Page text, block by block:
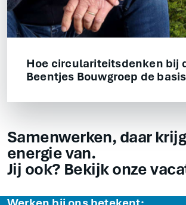
Hoe circulariteitsdenken bij
Beentjes Bouwgroep de
Samenwerken, daar
energie van.
Jij ook? Bekijk onze